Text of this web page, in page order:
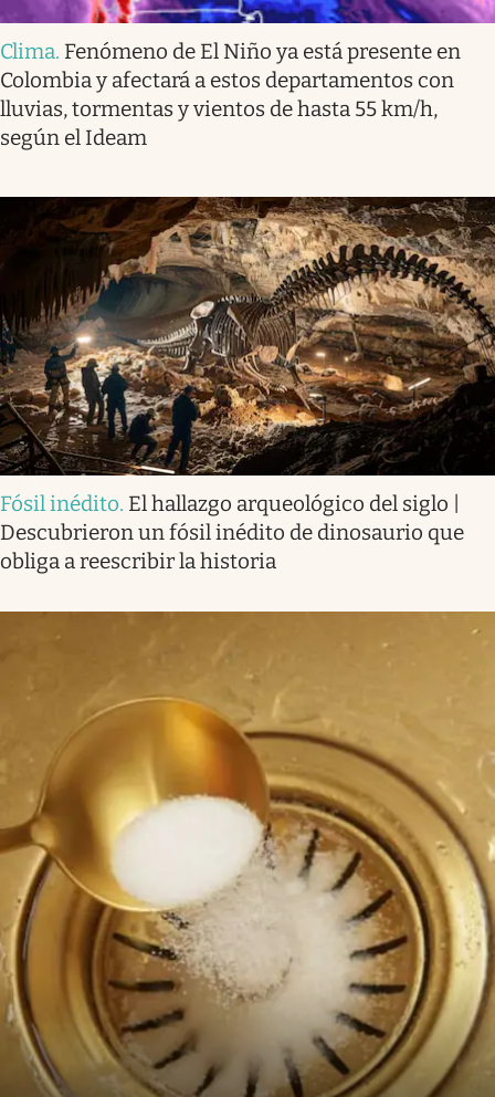
Clima. Fenómeno de El Niño ya está presente en
Colombia y afectará a estos departamentos con
lluvias, tormentas y vientos de hasta 55 km/h,
según el Ideam
Fósil inédito. El hallazgo arqueológico del siglo |
Descubrieron un fósil inédito de dinosaurio que
obliga a reescribir la historia